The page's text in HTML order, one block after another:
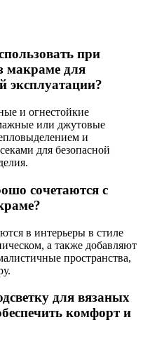
при
макраме для
эксплуатации?
и огнестойкие
или джутовые
и
для безопасной
сочетаются с
в интерьеры в стиле
а также добавляют
пространства,
для вязаных
комфорт и